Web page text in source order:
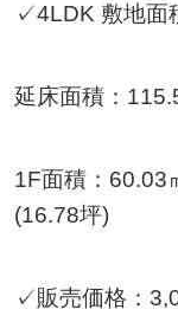
✓4LDK 敷地面
延床面積：
1F面積：60.03
(16.78坪)
✓販売価格：